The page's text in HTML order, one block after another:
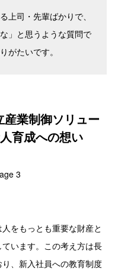
上司・先輩ばかりで、
」と思うような質問で
がたいです。
業制御ソリュー
育成への想い
をもっとも重要な財産と
います。この考え方は長
、新入社員への教育制度